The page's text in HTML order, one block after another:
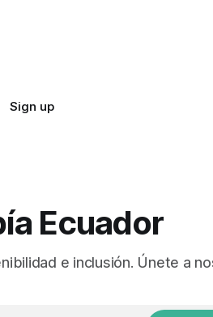
Sign up
Ecuador
e inclusión. Únete a